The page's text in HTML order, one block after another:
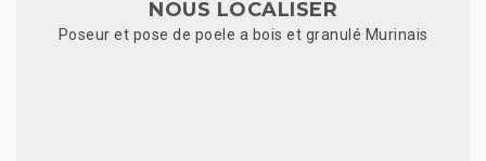
NOUS LOCALISER
Poseur et pose de poele a bois et granulé Murinais